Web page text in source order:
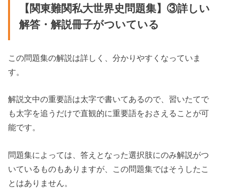
【関東難関私大世界史問題集】③詳しい
解答・解説冊子がついている
この問題集の解説は詳しく、分かりやすくなっていま
す。
解説文中の重要語は太字で書いてあるので、習いたてで
も太字を追うだけで直観的に重要語をおさえることが可
能です。
問題集によっては、答えとなった選択肢にのみ解説がつ
いているものもありますが、この問題集ではそうしたこ
とはありません。